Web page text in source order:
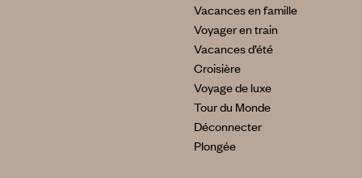
Vacances en famille
Voyager en train
Vacances d’été
Croisière
Voyage de luxe
Tour du Monde
Déconnecter
Plongée